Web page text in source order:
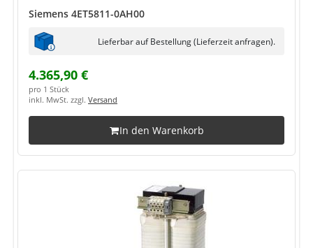
Siemens 4ET5811-0AH00
Lieferbar auf Bestellung (Lieferzeit anfragen).
4.365,90 €
pro 1 Stück
inkl. MwSt. zzgl. Versand
In den Warenkorb